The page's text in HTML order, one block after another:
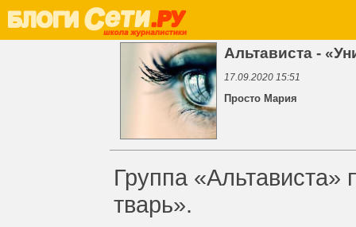
Альтависта -
17.09.2020 15:51
Просто Мария
Группа «Альтависта»
тварь».